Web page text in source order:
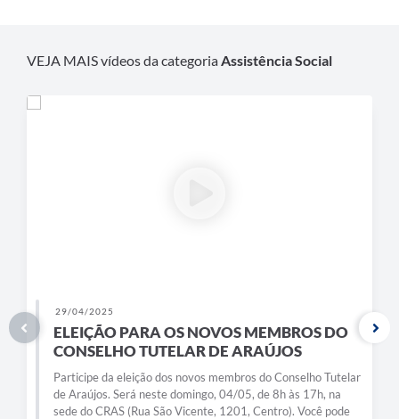
Contato
VEJA MAIS vídeos da categoriaAssistência Social
29/04/2025
ELEIÇÃO PARA OS NOVOS MEMBROS DO
CONSELHO TUTELAR DE ARAÚJOS
Participe da eleição dos novos membros do Conselho Tutelar
de Araújos. Será neste domingo, 04/05, de 8h às 17h, na
sede do CRAS (Rua São Vicente, 1201, Centro). Você pode